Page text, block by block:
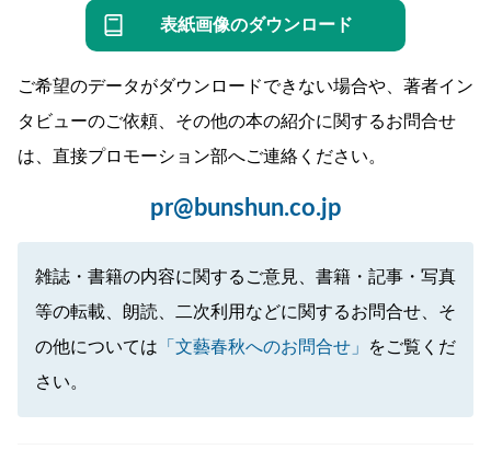
表紙画像のダウンロード
ご希望のデータがダウンロードできない場合や、著者イン
タビューのご依頼、その他の本の紹介に関するお問合せ
は、直接プロモーション部へご連絡ください。
pr@bunshun.co.jp
雑誌・書籍の内容に関するご意見、書籍・記事・写真
等の転載、朗読、二次利用などに関するお問合せ、そ
の他については 「文藝春秋へのお問合せ」
をご覧くだ
さい。